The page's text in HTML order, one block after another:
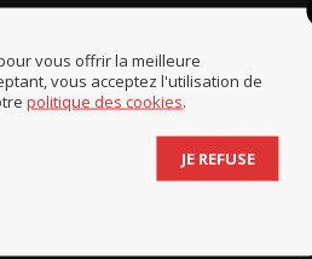
vous offrir la meilleure
vous acceptez l'utilisation de
politique des cookies.
JE REFUSE